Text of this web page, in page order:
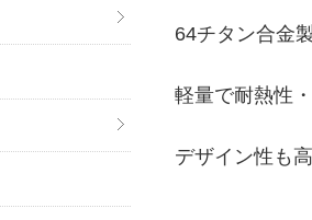
64チタン合金
軽量で耐熱性
デザイン性も